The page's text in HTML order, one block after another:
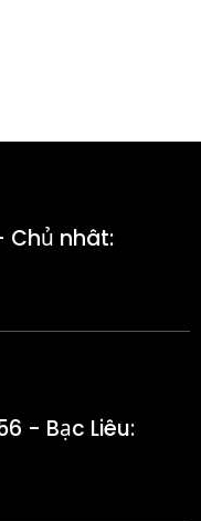
Chủ nhât:
- Bạc Liêu: